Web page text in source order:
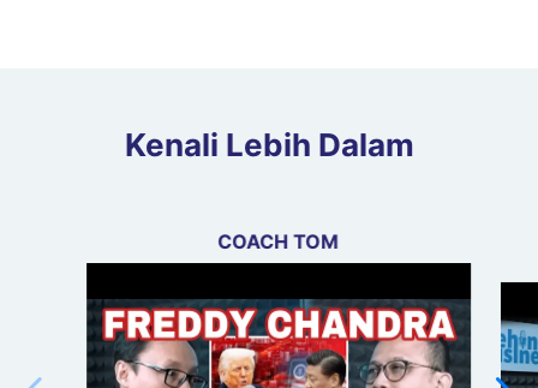
Kenali Lebih Dalam
COACH TOM